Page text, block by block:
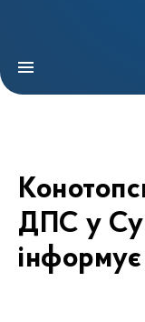
ДПС у
інформує